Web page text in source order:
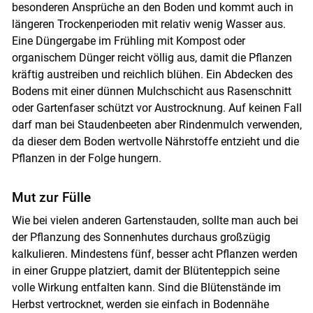
besonderen Ansprüche an den Boden und kommt auch in
längeren Trockenperioden mit relativ wenig Wasser aus.
Eine Düngergabe im Frühling mit Kompost oder
organischem Dünger reicht völlig aus, damit die Pflanzen
kräftig austreiben und reichlich blühen. Ein Abdecken des
Bodens mit einer dünnen Mulchschicht aus Rasenschnitt
oder Gartenfaser schützt vor Austrocknung. Auf keinen Fall
darf man bei Staudenbeeten aber Rindenmulch verwenden,
da dieser dem Boden wertvolle Nährstoffe entzieht und die
Pflanzen in der Folge hungern.
Mut zur Fülle
Wie bei vielen anderen Gartenstauden, sollte man auch bei
der Pflanzung des Sonnenhutes durchaus großzügig
kalkulieren. Mindestens fünf, besser acht Pflanzen werden
in einer Gruppe platziert, damit der Blütenteppich seine
volle Wirkung entfalten kann. Sind die Blütenstände im
Herbst vertrocknet, werden sie einfach in Bodennähe